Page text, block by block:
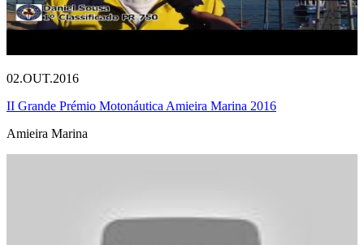
02.OUT.2016
II Grande Prémio Motonáutica Amieira Marina 2016
Amieira Marina